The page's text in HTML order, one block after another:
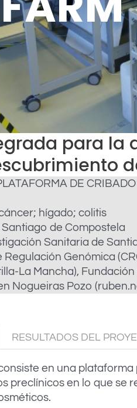
para la
DE
hígado; colitis
de Compostela
Sanitaria de
Genómica
La Mancha),
Nogueiras Pozo
RESULTADOS DEL
en una
preclínicos en lo que se